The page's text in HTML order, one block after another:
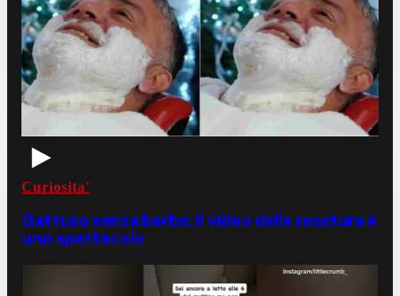
Curiosita'
Gattuso senza barba: il video della rasatura è
uno spettacolo